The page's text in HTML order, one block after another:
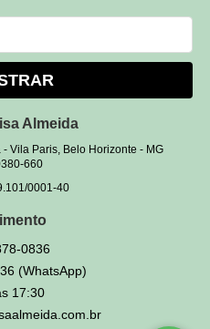
Almeida
- Vila Paris, Belo Horizonte - MG
660
0001-40
0836
(WhatsApp)
17:30